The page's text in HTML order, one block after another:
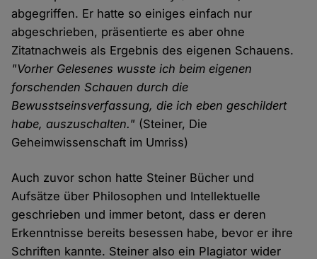
abgegriffen. Er hatte so einiges einfach nur
abgeschrieben, präsentierte es aber ohne
Zitatnachweis als Ergebnis des eigenen Schauens.
"Vorher Gelesenes wusste ich beim eigenen
forschenden Schauen durch die
Bewusstseinsverfassung, die ich eben geschildert
habe, auszuschalten." (Steiner, Die
Geheimwissenschaft im Umriss)
Auch zuvor schon hatte Steiner Bücher und
Aufsätze über Philosophen und Intellektuelle
geschrieben und immer betont, dass er deren
Erkenntnisse bereits besessen habe, bevor er ihre
Schriften kannte. Steiner also ein Plagiator wider